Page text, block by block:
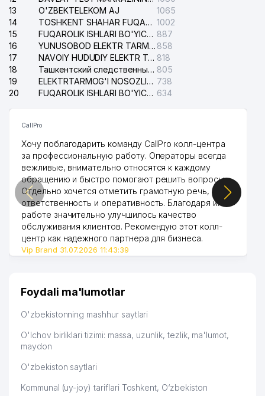
LAVERNA CONSULTING MChJ
SHAMSIEV VA NABIEV MChJ
NEYROPOLYUS MChJ
XAUNI FOOD SERVICE XUSUSIY
KORXONASI
42 AL-ZUBEN MChJ 887 м
43
UMUMIY O'RTA TA'LIM MAKTABI
№221
907 м
44 BESHKAPA SAVDO MChJ
45
BOLALAR BOG'CHASI №446
(MOYCHECHAK)
48
(QUYOSHCHA)
971 м
49 BINOKOR QIBRAY SERVIS MChJ
50 BOLALAR BOG'CHASI № 80
13
O'ZBEKTELEKOM AJ
1065
14
TOSHKENT SHAHAR FUQAROLIK ISHLARI BO'YICHA SUDI 1002
15
FUQAROLIK ISHLARI BO'YICHA YAKKASAROY TUMANLARARO SUDI 887
16
YUNUSOBOD ELEKTR TARMOG'I NOSOZLIKLARI XIZMATI 858
17
NAVOIY HUDUDIY ELEKTR TARMOQLARI KORXONASI AJ 818
18
Ташкентский следственный изолятор 805
19
ELEKTRTARMOG'I NOSOZLIKLARINI TO'ZATISH SERGELI XIZMATI 738
20
FUQAROLIK ISHLARI BO'YICHA UCH-TEPA TUMANI SUDI 634
CallPro
Хочу поблагодарить команду CallPro колл-центра
за профессиональную работу. Операторы всегда
вежливые, внимательно относятся к каждому
обращению и быстро помогают решить вопросы.
Отдельно хочется отметить грамотную речь,
ответственность и оперативность. Благодаря их
работе значительно улучшилось качество
обслуживания клиентов. Рекомендую этот колл-
центр как надежного партнера для бизнеса.
Vip Brand 31.07.2026 11:43:39
Foydali ma'lumotlar
O'zbekistonning mashhur saytlari
O'lchov birliklari tizimi: massa, uzunlik, tezlik, ma'lumot,
maydon
O'zbekiston saytlari
Kommunal (uy-joy) tariflari Toshkent, O‘zbekiston